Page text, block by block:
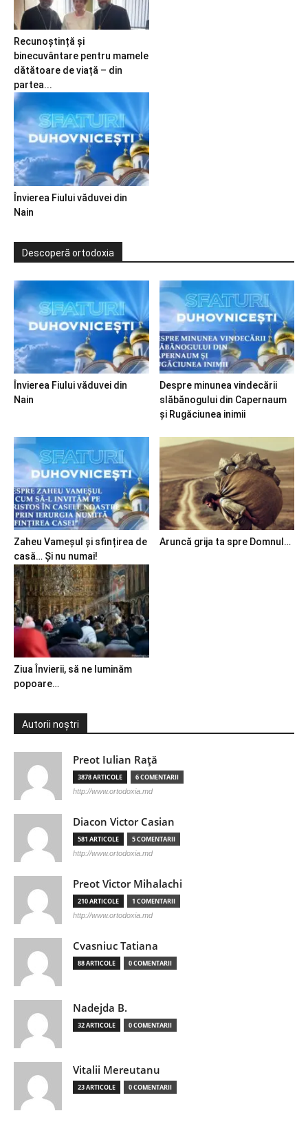
Recunoștință și
binecuvântare pentru mamele
dătătoare de viață – din
partea...
Învierea Fiului văduvei din
Nain
Descoperă ortodoxia
Învierea Fiului văduvei din
Nain
Despre minunea vindecării
slăbănogului din Capernaum
și Rugăciunea inimii
Zaheu Vameșul și sfințirea de
casă… Și nu numai!
Aruncă grija ta spre Domnul…
Ziua Învierii, să ne luminăm
popoare…
Autorii noștri
Preot Iulian Raţă
3878 ARTICOLE 6 COMENTARII
http://www.ortodoxia.md
Diacon Victor Casian
581 ARTICOLE 5 COMENTARII
http://www.ortodoxia.md
Preot Victor Mihalachi
210 ARTICOLE 1 COMENTARII
http://www.ortodoxia.md
Cvasniuc Tatiana
88 ARTICOLE 0 COMENTARII
Nadejda B.
32 ARTICOLE 0 COMENTARII
Vitalii Mereutanu
23 ARTICOLE 0 COMENTARII